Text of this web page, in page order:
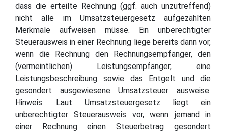
dass die erteilte Rechnung (ggf. auch unzutreffend)
nicht alle im Umsatzsteuergesetz aufgezählten
Merkmale aufweisen müsse. Ein unberechtigter
Steuerausweis in einer Rechnung liege bereits dann vor,
wenn die Rechnung den Rechnungsempfänger, den
(vermeintlichen) Leistungsempfänger, eine
Leistungsbeschreibung sowie das Entgelt und die
gesondert ausgewiesene Umsatzsteuer ausweise.
Hinweis: Laut Umsatzsteuergesetz liegt ein
unberechtigter Steuerausweis vor, wenn jemand in
einer Rechnung einen Steuerbetrag gesondert